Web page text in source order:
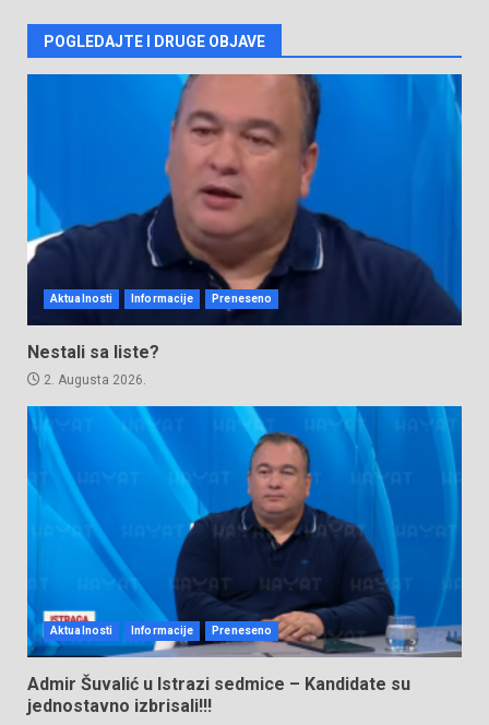
POGLEDAJTE I DRUGE OBJAVE
Aktualnosti Informacije Preneseno
Nestali sa liste?
2. Augusta 2026.
Aktualnosti Informacije Preneseno
Admir Šuvalić u Istrazi sedmice – Kandidate su
jednostavno izbrisali!!!